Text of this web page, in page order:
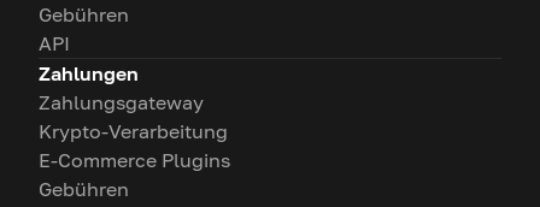
Gebühren
API
Zahlungen
Zahlungsgateway
Krypto-Verarbeitung
E-Commerce Plugins
Gebühren